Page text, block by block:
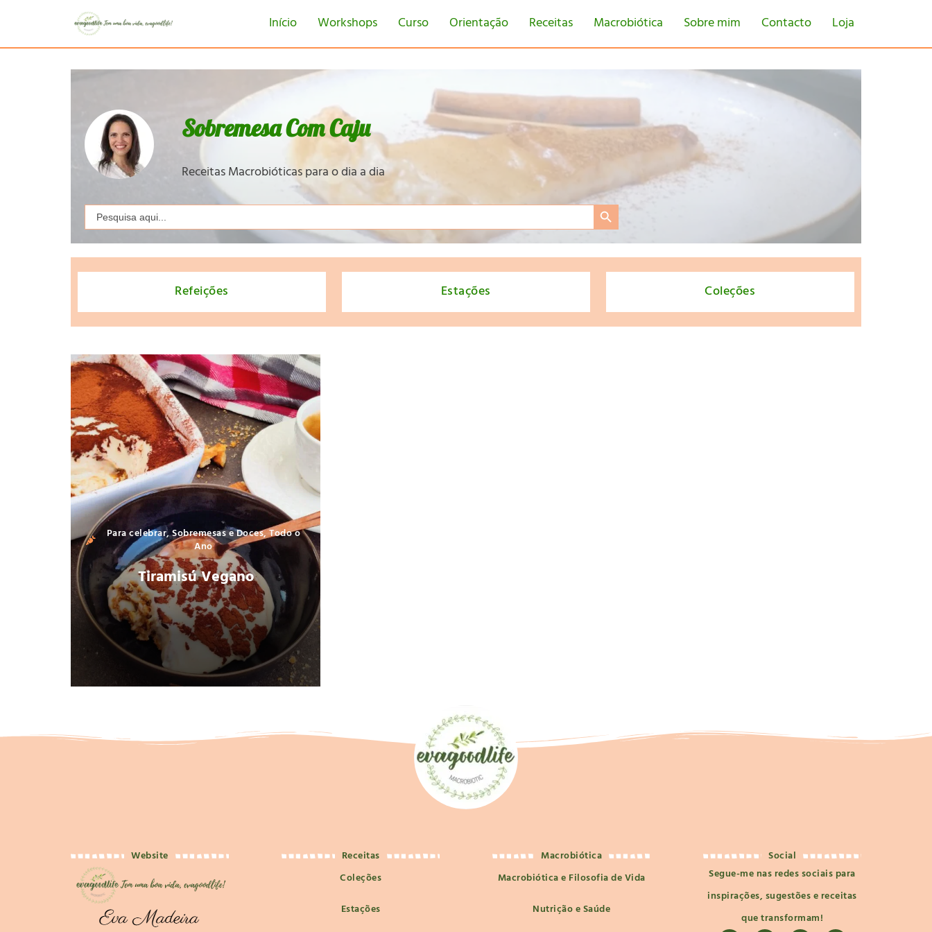
Início Workshops Curso Orientação Receitas Macrobiótica Sobre mim Contacto Loja
Sobremesa Com Caju
Receitas Macrobióticas para o dia a dia
Search
for:
Search Button
Refeições Estações Coleções
Para celebrar,Sobremesas e Doces,Todo o
Ano
Tiramisú Vegano
Website
Receitas
Coleções
Estações
Macrobiótica
Macrobiótica e Filosofia de Vida
Nutrição e Saúde
Social
Segue-me nas redes sociais para
inspirações, sugestões e receitas
que transformam!